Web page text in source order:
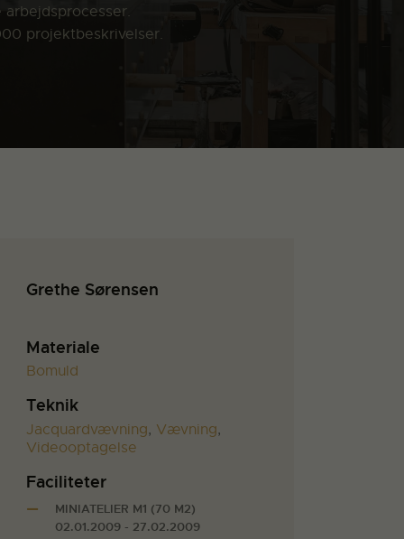
projektbeskrivelser.
Grethe Sørensen
Materiale
Bomuld
Teknik
Jacquardvævning, Vævning,
Videooptagelse
Faciliteter
MINIATELIER M1 (70 M2)
02.01.2009 - 27.02.2009